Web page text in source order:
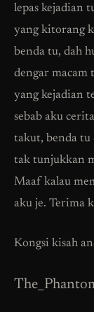
lepas kejadian
yang kitorang
benda tu, dah
dengar macam
yang kejadian
sebab aku
takut, benda tu
tak tunjukkan
Maaf kalau
aku je. Terima
Kongsi kisah